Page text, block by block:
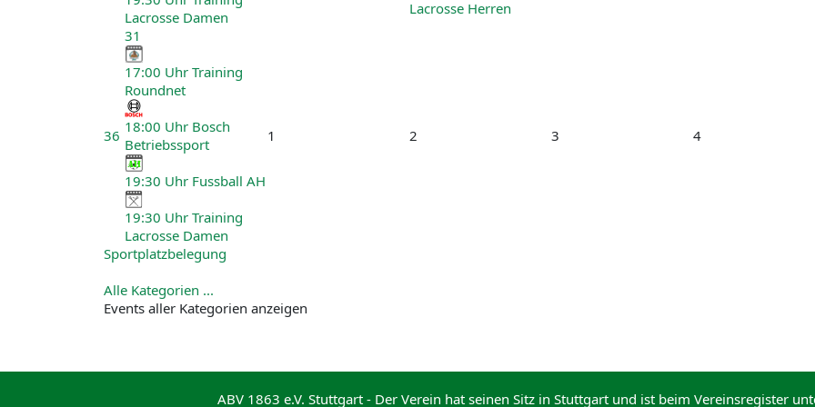
Lacrosse Damen
Lacrosse Herren
36
31
17:00 Uhr Training
Roundnet
18:00 Uhr Bosch
Betriebssport
19:30 Uhr Fussball AH
19:30 Uhr Training
Lacrosse Damen
1 2 3 4
Sportplatzbelegung
Alle Kategorien ...
Events aller Kategorien anzeigen
ABV 1863 e.V. Stuttgart - Der Verein hat seinen Sitz in Stuttgart und ist beim Vereinsregister